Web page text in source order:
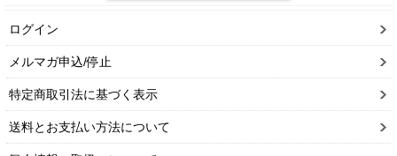
ログイン
メルマガ申込/停止
特定商取引法に基づく表示
送料とお支払い方法について